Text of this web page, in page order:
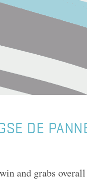
DE
and grabs